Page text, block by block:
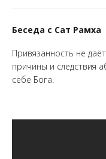
Беседа с Сат Рамха
Привязанность не
причины и следствия
себе Бога.